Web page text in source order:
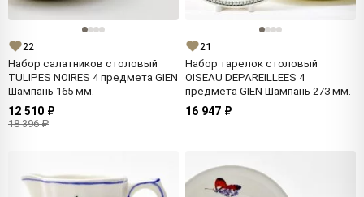
22
Набор салатников столовый
TULIPES NOIRES 4 предмета GIEN
Шампань 165 мм.
12 510 ₽
18 396 ₽
21
Набор тарелок столовый
OISEAU DEPAREILLEES 4
предмета GIEN Шампань 273 мм.
16 947 ₽